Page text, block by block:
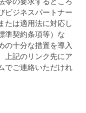
ビジネスパートナー
たは適用法に対応し
準契約条項等）な
の十分な措置を導入
上記のリンク先にア
でご連絡いただけれ